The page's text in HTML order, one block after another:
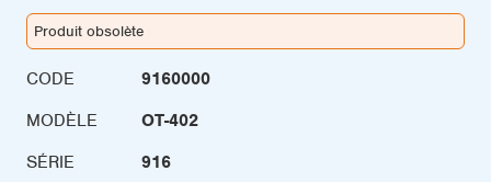
Produit obsolète
CODE
9160000
MODÈLE
OT-402
SÉRIE
916